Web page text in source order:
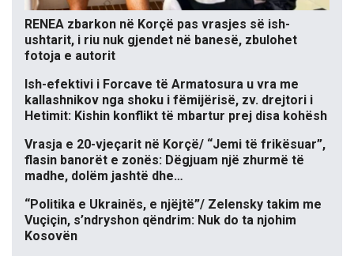
RENEA zbarkon në Korçë pas vrasjes së ish-
ushtarit, i riu nuk gjendet në banesë, zbulohet
fotoja e autorit
Ish-efektivi i Forcave të Armatosura u vra me
kallashnikov nga shoku i fëmijërisë, zv. drejtori i
Hetimit: Kishin konflikt të mbartur prej disa kohësh
Vrasja e 20-vjeçarit në Korçë/ “Jemi të frikësuar”,
flasin banorët e zonës: Dëgjuam një zhurmë të
madhe, dolëm jashtë dhe…
“Politika e Ukrainës, e njëjtë”/ Zelensky takim me
Vuçiçin, s’ndryshon qëndrim: Nuk do ta njohim
Kosovën